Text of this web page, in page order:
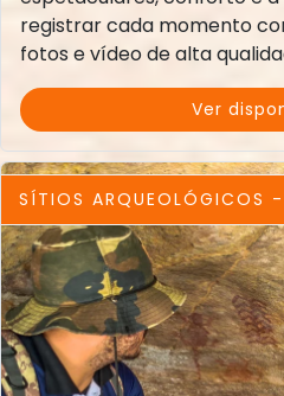
registrar cada momento
fotos e vídeo de alta
Ver
SÍTIOS ARQUEOLÓGICOS